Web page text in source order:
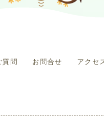
質問 お問合せ アクセ